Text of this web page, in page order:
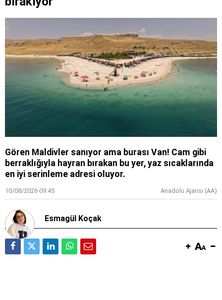
Gören Maldivler sanıyor ama burası Van! Cam gibi
berraklığıyla hayran bırakan bu yer, yaz sıcaklarında
en iyi serinleme adresi oluyor.
10/08/2026 09:45 Anadolu Ajansı (AA)
Esmagül Koçak